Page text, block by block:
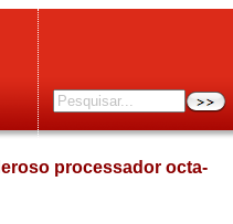
processador octa-